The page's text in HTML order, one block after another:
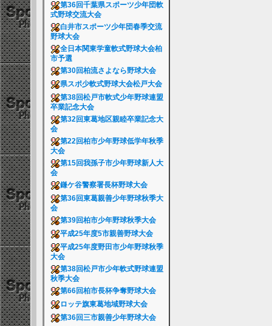
第36回千葉県スポーツ少年団軟
式野球交流大会
白井市スポーツ少年団春季交流
野球大会
全日本関東学童軟式野球大会柏
市予選
第30回柏流さよなら野球大会
県スポ少軟式野球大会松戸大会
第38回松戸市軟式少年野球連盟
卒業記念大会
第32回東葛地区親睦卒業記念大
会
第22回柏市少年野球低学年秋季
大会
第15回我孫子市少年野球新人大
会
鎌ケ谷警察署長杯野球大会
第36回東葛親善少年野球秋季大
会
第39回柏市少年野球秋季大会
平成25年度5市親善野球大会
平成25年度野田市少年野球秋季
大会
第38回松戸市少年軟式野球連盟
秋季大会
第66回柏市長杯争奪野球大会
ロッテ旗東葛地域野球大会
第36回三市親善少年野球大会